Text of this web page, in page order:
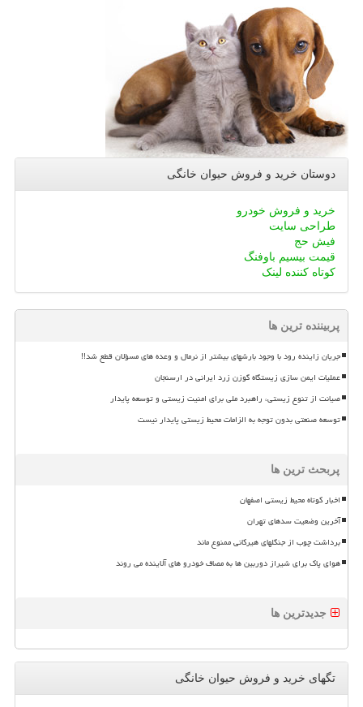
دوستان خرید و فروش حیوان خانگی
خرید و فروش خودرو
طراحی سایت
فیش حج
قیمت بیسیم باوفنگ
کوتاه کننده لینک
پربیننده ترین ها
جریان زاینده رود با وجود بارشهای بیشتر از نرمال و وعده های مسؤلان قطع شد!!
عملیات ایمن سازی زیستگاه گوزن زرد ایرانی در ارسنجان
صیانت از تنوع زیستی، راهبرد ملی برای امنیت زیستی و توسعه پایدار
توسعه صنعتی بدون توجه به الزامات محیط زیستی پایدار نیست
پربحث ترین ها
اخبار کوتاه محیط زیستی اصفهان
آخرین وضعیت سدهای تهران
برداشت چوب از جنگلهای هیرکانی ممنوع ماند
هوای پاک برای شیراز دوربین ها به مصاف خودرو های آلاینده می روند
جدیدترین ها
تگهای خرید و فروش حیوان خانگی